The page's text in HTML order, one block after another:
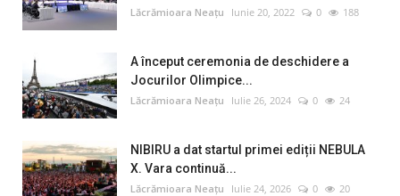
Lăcrămioara Neațu Iunie 20, 2022 0 188
A început ceremonia de deschidere a
Jocurilor Olimpice...
Lăcrămioara Neațu Iulie 26, 2024 0 24
NIBIRU a dat startul primei ediții NEBULA
X. Vara continuă...
Lăcrămioara Neațu Iulie 24, 2026 0 20